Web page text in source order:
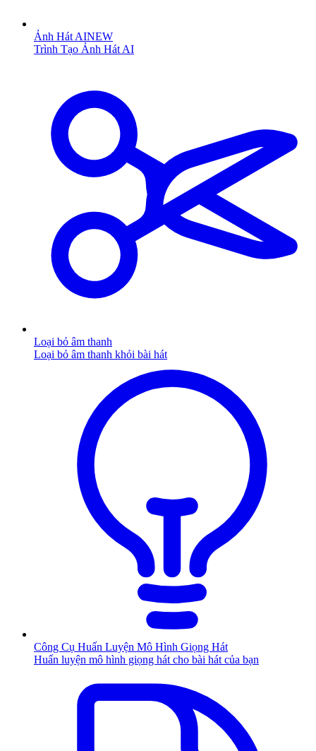
Ảnh Hát AINEW
Trình Tạo Ảnh Hát AI
Loại bỏ âm thanh
Loại bỏ âm thanh khỏi bài hát
Công Cụ Huấn Luyện Mô Hình Giọng Hát
Huấn luyện mô hình giọng hát cho bài hát của bạn